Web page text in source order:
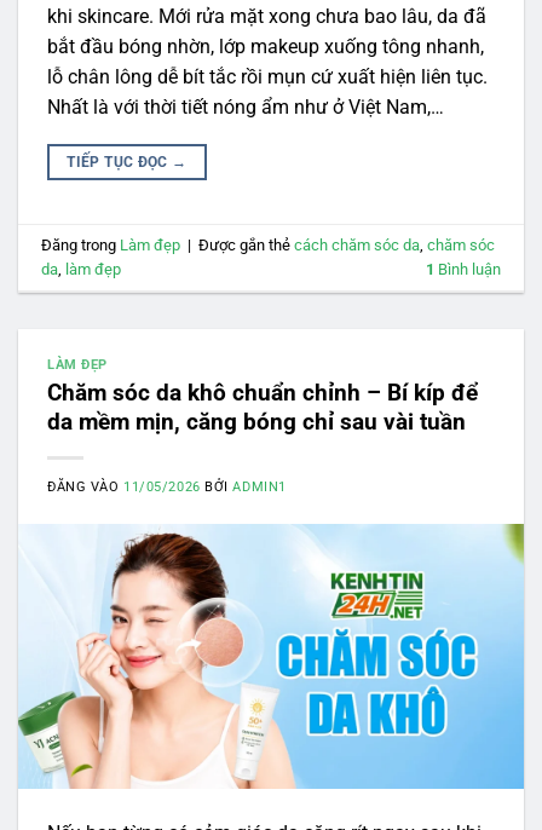
khi skincare. Mới rửa mặt xong chưa bao lâu, da đã
bắt đầu bóng nhờn, lớp makeup xuống tông nhanh,
lỗ chân lông dễ bít tắc rồi mụn cứ xuất hiện liên tục.
Nhất là với thời tiết nóng ẩm như ở Việt Nam,…
TIẾP TỤC ĐỌC →
Đăng trong Làm đẹp | Được gắn thẻcách chăm sóc da ,chăm sóc
da làm đẹp 1 Bình luận
LÀM ĐẸP
Chăm sóc da khô chuẩn chỉnh – Bí kíp để
da mềm mịn, căng bóng chỉ sau vài tuần
ĐĂNG VÀO 11/05/2026 BỞIADMIN1